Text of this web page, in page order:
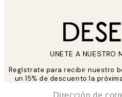
UNETE A NUESTRO
Regístrate para recibir nuestro
un 15% de descuento la